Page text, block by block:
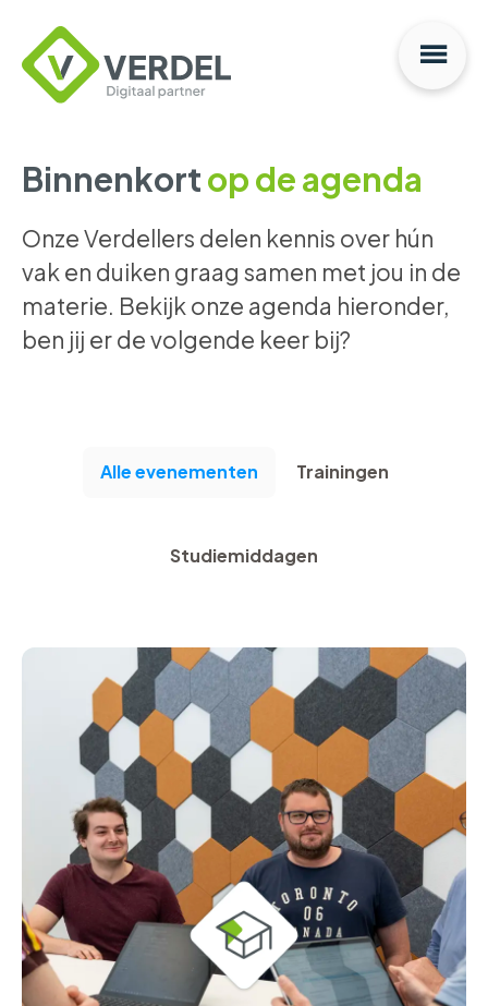
Binnenkortop de agenda
Onze Verdellers delen kennis over hún
vak en duiken graag samen met jou in de
materie. Bekijk onze agenda hieronder,
ben jij er de volgende keer bij?
Alle evenementen Trainingen
Studiemiddagen